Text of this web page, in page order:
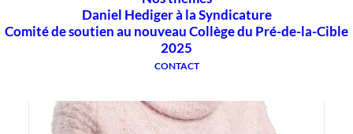
Daniel Hediger à la Syndicature
Comité de soutien au nouveau Collège du Pré-de-la-Cible
2025
CONTACT